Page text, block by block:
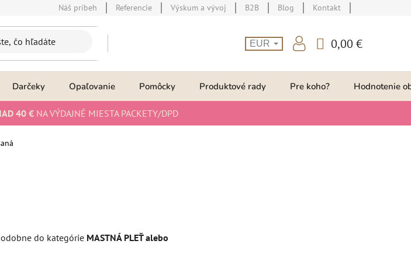
Náš príbeh Referencie Výskum a vývoj B2B Blog Kontakt
EUR
KOŠÍK
0,00 €
Darčeky Opaľovanie Pomôcky Produktové rady Pre koho? Hodnotenie
40 € NA VÝDAJNÉ MIESTA PACKETY/DPD
do kategórie MASTNÁ PLEŤ alebo